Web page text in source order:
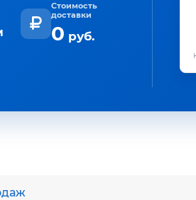
Стоимость
доставки
0 руб.